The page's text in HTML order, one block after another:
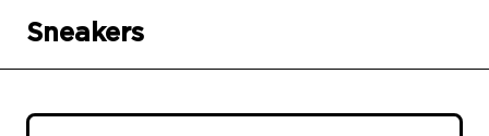
Sneakers